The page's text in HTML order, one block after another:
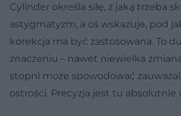
Cylinder określa siłę, z jaką trzeba
astygmatyzm, a oś wskazuje, pod
korekcja ma być zastosowana. To
znaczeniu – nawet niewielka
stopni może spowodować
ostrości. Precyzja jest tu absolutnie